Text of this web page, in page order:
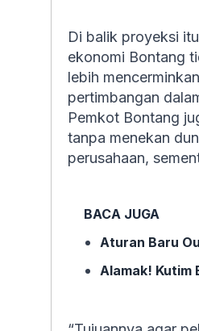
Di balik proyeksi
ekonomi Bontang
lebih
pertimbangan
Pemkot Bontang
tanpa menekan
perusahaan,
BACA JUGA
Aturan Baru
Alamak! Kutim